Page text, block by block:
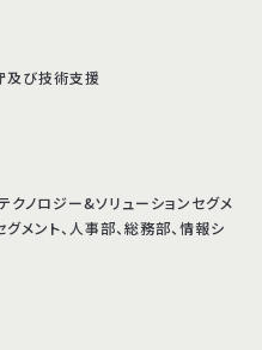
及び技術支援
クノロジー&ソリューションセグメ
グメント、人事部、総務部、情報シ